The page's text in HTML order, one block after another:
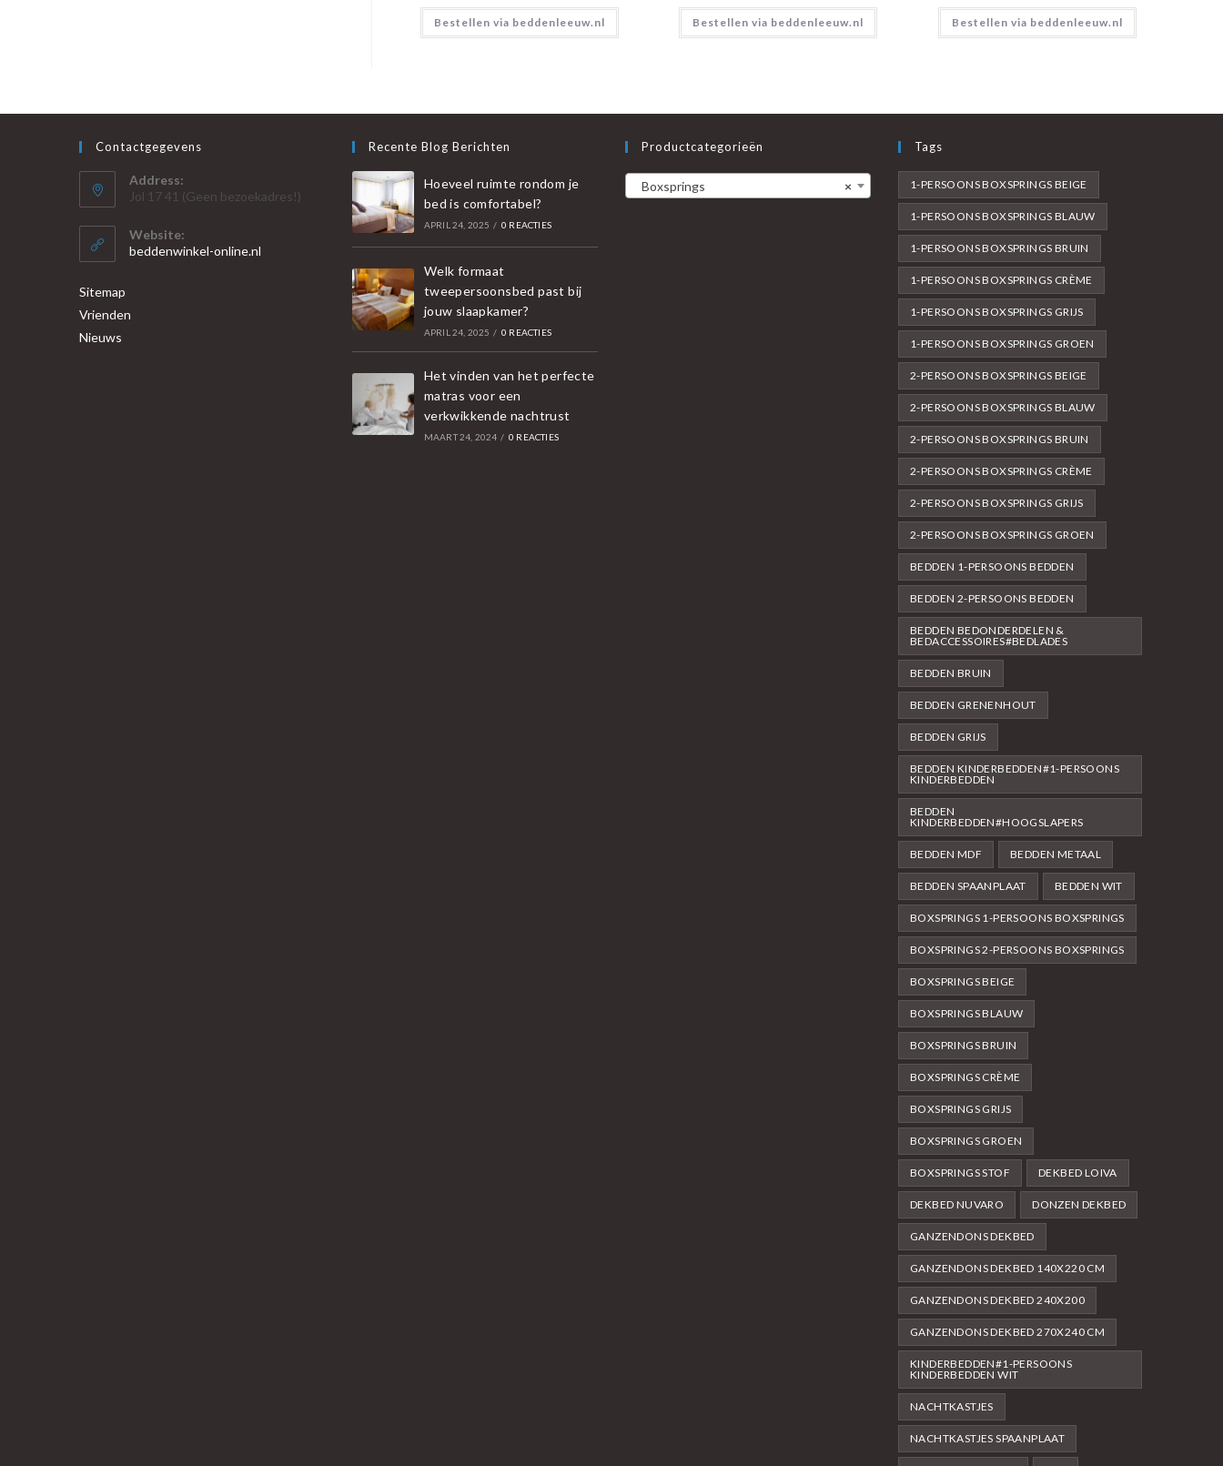
Bestellen via beddenleeuw.nl Bestellen via beddenleeuw.nl Bestellen via beddenleeuw.nl
Contactgegevens
Address:
Jol 17 41 (Geen bezoekadres!)
Website:
beddenwinkel-online.nl
Sitemap
Vrienden
Nieuws
Recente Blog Berichten
Hoeveel ruimte rondom je
bed is comfortabel?
APRIL 24, 2025 / 0 REACTIES
Welk formaat
tweepersoonsbed past bij
jouw slaapkamer?
APRIL 24, 2025 / 0 REACTIES
Het vinden van het perfecte
matras voor een
verkwikkende nachtrust
MAART 24, 2024 / 0 REACTIES
Productcategorieën
×
Boxsprings
Tags
1-PERSOONS BOXSPRINGS BEIGE
1-PERSOONS BOXSPRINGS BLAUW
1-PERSOONS BOXSPRINGS BRUIN
1-PERSOONS BOXSPRINGS CRÈME
1-PERSOONS BOXSPRINGS GRIJS
1-PERSOONS BOXSPRINGS GROEN
2-PERSOONS BOXSPRINGS BEIGE
2-PERSOONS BOXSPRINGS BLAUW
2-PERSOONS BOXSPRINGS BRUIN
2-PERSOONS BOXSPRINGS CRÈME
2-PERSOONS BOXSPRINGS GRIJS
2-PERSOONS BOXSPRINGS GROEN
BEDDEN 1-PERSOONS BEDDEN
BEDDEN 2-PERSOONS BEDDEN
BEDDEN BEDONDERDELEN &
BEDACCESSOIRES#BEDLADES
BEDDEN BRUIN
BEDDEN GRENENHOUT
BEDDEN GRIJS
BEDDEN KINDERBEDDEN#1-PERSOONS
KINDERBEDDEN
BEDDEN
KINDERBEDDEN#HOOGSLAPERS
BEDDEN MDF BEDDEN METAAL
BEDDEN SPAANPLAAT BEDDEN WIT
BOXSPRINGS 1-PERSOONS BOXSPRINGS
BOXSPRINGS 2-PERSOONS BOXSPRINGS
BOXSPRINGS BEIGE
BOXSPRINGS BLAUW
BOXSPRINGS BRUIN
BOXSPRINGS CRÈME
BOXSPRINGS GRIJS
BOXSPRINGS GROEN
BOXSPRINGS STOF DEKBED LOIVA
DEKBED NUVARO DONZEN DEKBED
GANZENDONS DEKBED
GANZENDONS DEKBED 140X220 CM
GANZENDONS DEKBED 240X200
GANZENDONS DEKBED 270X240 CM
KINDERBEDDEN#1-PERSOONS
KINDERBEDDEN WIT
NACHTKASTJES
NACHTKASTJES SPAANPLAAT